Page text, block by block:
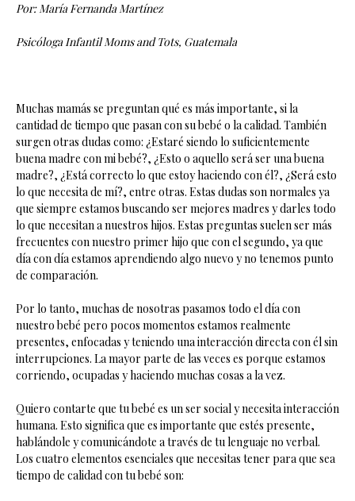
Por: María Fernanda Martínez
Psicóloga Infantil Moms and Tots, Guatemala
Muchas mamás se preguntan qué es más importante, si la
cantidad de tiempo que pasan con su bebé o la calidad. También
surgen otras dudas como: ¿Estaré siendo lo suficientemente
buena madre con mi bebé?, ¿Esto o aquello será ser una buena
madre?, ¿Está correcto lo que estoy haciendo con él?, ¿Será esto
lo que necesita de mí?, entre otras. Estas dudas son normales ya
que siempre estamos buscando ser mejores madres y darles todo
lo que necesitan a nuestros hijos. Estas preguntas suelen ser más
frecuentes con nuestro primer hijo que con el segundo, ya que
día con día estamos aprendiendo algo nuevo y no tenemos punto
de comparación.
Por lo tanto, muchas de nosotras pasamos todo el día con
nuestro bebé pero pocos momentos estamos realmente
presentes, enfocadas y teniendo una interacción directa con él sin
interrupciones. La mayor parte de las veces es porque estamos
corriendo, ocupadas y haciendo muchas cosas a la vez.
Quiero contarte que tu bebé es un ser social y necesita interacción
humana. Esto significa que es importante que estés presente,
hablándole y comunicándote a través de tu lenguaje no verbal.
Los cuatro elementos esenciales que necesitas tener para que sea
tiempo de calidad con tu bebé son: